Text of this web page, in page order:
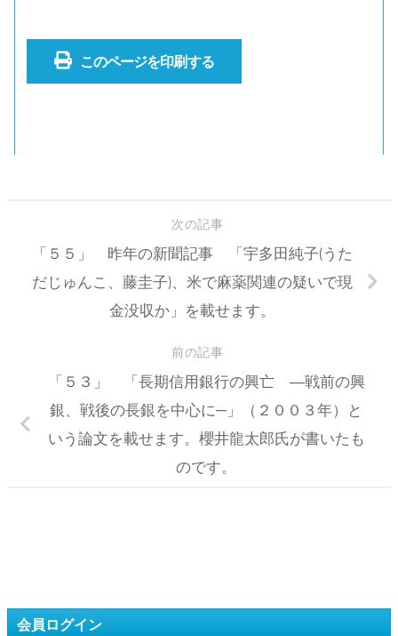
このページを印刷する
次の記事
「５５」 昨年の新聞記事 「宇多田純子(うた
だじゅんこ、藤圭子)、米で麻薬関連の疑いで現
金没収か」を載せます。
前の記事
「５３」 「長期信用銀行の興亡 ―戦前の興
銀、戦後の長銀を中心に─」（２００３年）と
いう論文を載せます。櫻井龍太郎氏が書いたも
のです。
会員ログイン